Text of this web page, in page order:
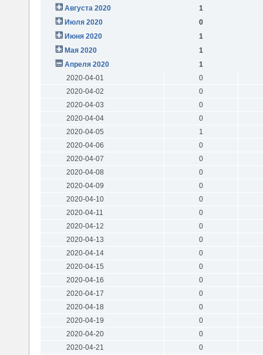
Августа 2020
1
Июля 2020
0
Июня 2020
1
Мая 2020
1
Апреля 2020
1
2020-04-01
0
2020-04-02
0
2020-04-03
0
2020-04-04
0
2020-04-05
1
2020-04-06
0
2020-04-07
0
2020-04-08
0
2020-04-09
0
2020-04-10
0
2020-04-11
0
2020-04-12
0
2020-04-13
0
2020-04-14
0
2020-04-15
0
2020-04-16
0
2020-04-17
0
2020-04-18
0
2020-04-19
0
2020-04-20
0
2020-04-21
0